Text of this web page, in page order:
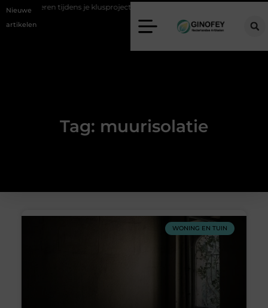
Nieuwe
artikelen
afvoeren tijdens je klusproject in Oss
Tag: muurisolatie
WONING EN TUIN